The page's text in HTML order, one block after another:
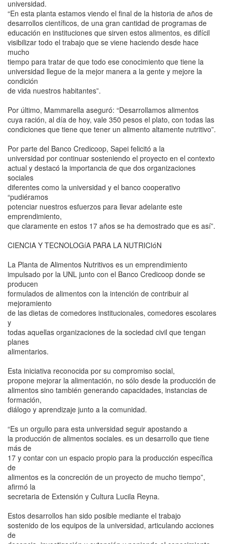
universidad.
“En esta planta estamos viendo el final de la historia de años de
desarrollos científicos, de una gran cantidad de programas de
educación en instituciones que sirven estos alimentos, es difícil
visibilizar todo el trabajo que se viene haciendo desde hace
mucho
tiempo para tratar de que todo ese conocimiento que tiene la
universidad llegue de la mejor manera a la gente y mejore la
condición
de vida nuestros habitantes”.
Por último, Mammarella aseguró: “Desarrollamos alimentos
cuya ración, al día de hoy, vale 350 pesos el plato, con todas las
condiciones que tiene que tener un alimento altamente nutritivo”.
Por parte del Banco Credicoop, Sapei felicitó a la
universidad por continuar sosteniendo el proyecto en el contexto
actual y destacó la importancia de que dos organizaciones
sociales
diferentes como la universidad y el banco cooperativo
“pudiéramos
potenciar nuestros esfuerzos para llevar adelante este
emprendimiento,
que claramente en estos 17 años se ha demostrado que es así”.
CIENCIA Y TECNOLOGíA PARA LA NUTRICIóN
La Planta de Alimentos Nutritivos es un emprendimiento
impulsado por la UNL junto con el Banco Credicoop donde se
producen
formulados de alimentos con la intención de contribuir al
mejoramiento
de las dietas de comedores institucionales, comedores escolares
y
todas aquellas organizaciones de la sociedad civil que tengan
planes
alimentarios.
Esta iniciativa reconocida por su compromiso social,
propone mejorar la alimentación, no sólo desde la producción de
alimentos sino también generando capacidades, instancias de
formación,
diálogo y aprendizaje junto a la comunidad.
“Es un orgullo para esta universidad seguir apostando a
la producción de alimentos sociales. es un desarrollo que tiene
más de
17 y contar con un espacio propio para la producción específica
de
alimentos es la concreción de un proyecto de mucho tiempo”,
afirmó la
secretaria de Extensión y Cultura Lucila Reyna.
Estos desarrollos han sido posible mediante el trabajo
sostenido de los equipos de la universidad, articulando acciones
de